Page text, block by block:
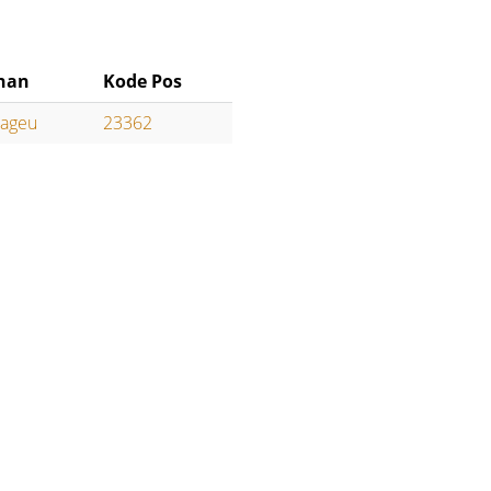
Kode Pos
23362